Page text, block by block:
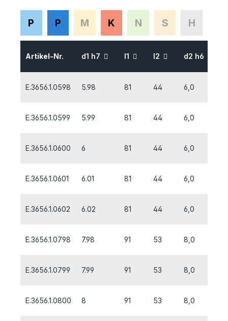
P P M K N S H
Artikel-Nr. d1 h7 l1 l2 d2 h6
E.3656.1.0598 5.98 81 44 6,0
E.3656.1.0599 5.99 81 44 6,0
E.3656.1.0600 6 81 44 6,0
E.3656.1.0601 6.01 81 44 6,0
E.3656.1.0602 6.02 81 44 6,0
E.3656.1.0798 7.98 91 53 8,0
E.3656.1.0799 7.99 91 53 8,0
E.3656.1.0800 8 91 53 8,0